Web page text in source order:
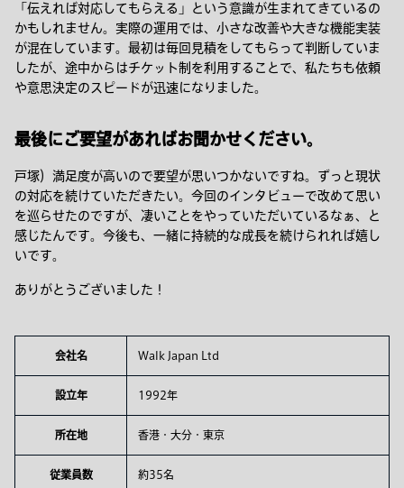
「伝えれば対応してもらえる」という意識が生まれてきているの
かもしれません。実際の運用では、小さな改善や大きな機能実装
が混在しています。最初は毎回見積をしてもらって判断していま
したが、途中からはチケット制を利用することで、私たちも依頼
や意思決定のスピードが迅速になりました。
最後にご要望があればお聞かせください。
戸塚）満足度が高いので要望が思いつかないですね。ずっと現状
の対応を続けていただきたい。今回のインタビューで改めて思い
を巡らせたのですが、凄いことをやっていただいているなぁ、と
感じたんです。今後も、一緒に持続的な成長を続けられれば嬉し
いです。
ありがとうございました！
会社名 Walk Japan Ltd
設立年 1992年
所在地 香港・大分・東京
従業員数 約35名